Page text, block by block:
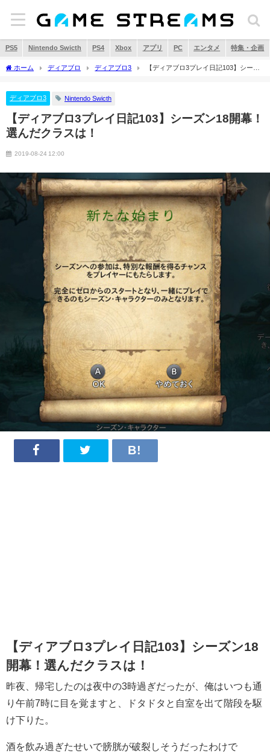
PS5 Nintendo Swicth PS4 Xbox アプリ PC エンタメ 特集・企画
ホーム ディアブロ ディアブロ3
【ディアブロ3プレイ日記103】シーズ
ディアブロ3 Nintendo Swicth
【ディアブロ3プレイ日記103】シーズン18開幕！
選んだクラスは！
2019-08-24 12:00
【ディアブロ3プレイ日記103】シーズン18
開幕！選んだクラスは！
昨夜、帰宅したのは夜中の3時過ぎだったが、俺はいつも通
り午前7時に目を覚ますと、ドタドタと自室を出て階段を駆
け下りた。
酒を飲み過ぎたせいで膀胱が破裂しそうだったわけで